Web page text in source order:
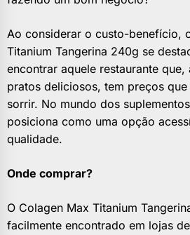
Ao considerar o custo-benefício,
Titanium Tangerina 240g se
encontrar aquele restaurante que,
pratos deliciosos, tem preços
sorrir. No mundo dos
posiciona como uma opção
qualidade.
Onde comprar?
O Colagen Max Titanium
facilmente encontrado em lojas